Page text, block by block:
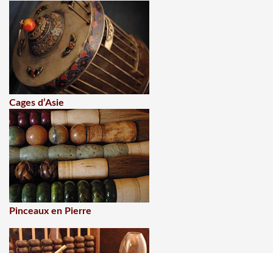
Cages d’Asie
Pinceaux en Pierre